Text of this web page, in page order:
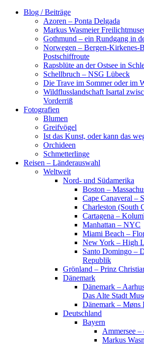
Zum
Blog / Beiträge
Azoren – Ponta Delgada
Markus Wasmeier
Gothmund – ein Rundgang in
Norwegen – Bergen-Kirkenes-
Postschiffroute
Rapsblüte an der Ostsee in
Schellbruch – NSG Lübeck
Die Trave im Sommer oder im
Wildflusslandschaft Isartal
Vorderriß
Fotografien
Blumen
Greifvögel
Ist das Kunst, oder kann das
Orchideen
Schmetterlinge
Reisen – Länderauswahl
Weltweit
Nord- und Südamerika
Boston –
Cape Canaveral –
Charleston (South
Cartagena –
Manhattan – NYC
Miami Beach –
New York – High
Santo Domingo –
Republik
Grönland – Prinz
Dänemark
Dänemark –
Das Alte Stadt
Dänemark – Møns
Deutschland
Bayern
Ammersee –
Markus